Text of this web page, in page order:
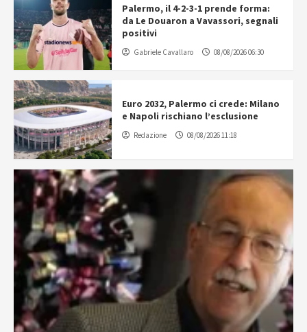
Palermo, il 4-2-3-1 prende forma:
da Le Douaron a Vavassori, segnali
positivi
Gabriele Cavallaro 08/08/2026 06:30
Euro 2032, Palermo ci crede: Milano
e Napoli rischiano l’esclusione
Redazione 08/08/2026 11:18